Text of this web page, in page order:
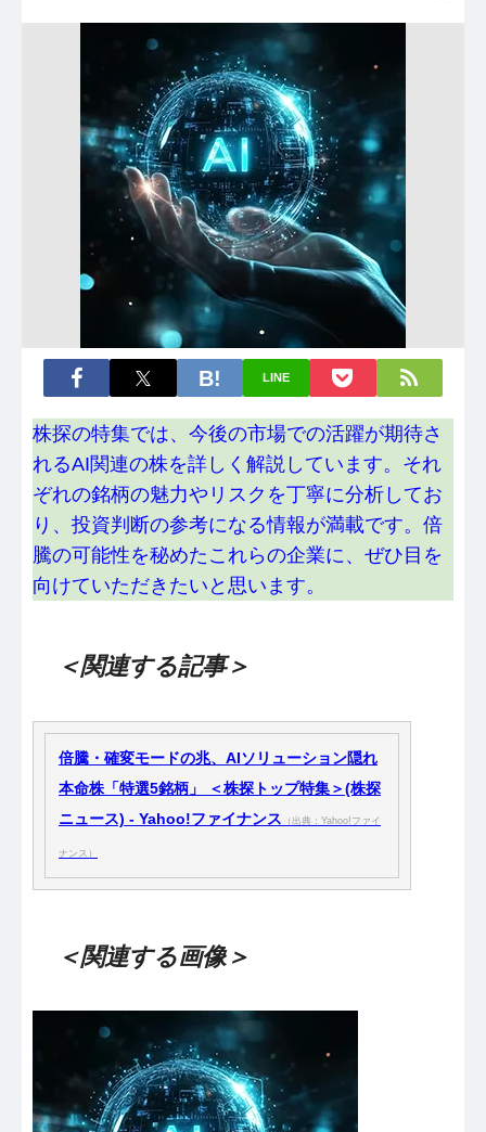
LINE
株探の特集では、今後の市場での活躍が期待さ
れるAI関連の株を詳しく解説しています。それ
ぞれの銘柄の魅力やリスクを丁寧に分析してお
り、投資判断の参考になる情報が満載です。倍
騰の可能性を秘めたこれらの企業に、ぜひ目を
向けていただきたいと思います。
＜関連する記事＞
倍騰・確変モードの兆、AIソリューション隠れ
本命株「特選5銘柄」 ＜株探トップ特集＞(株探
ニュース) - Yahoo!ファイナンス （出典：Yahoo!ファイ
ナンス）
＜関連する画像＞